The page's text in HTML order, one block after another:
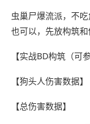
虫巢尸爆流派，不
也可以，先放构筑和
【实战BD构筑（可
【狗头人伤害数据】
【总伤害数据】